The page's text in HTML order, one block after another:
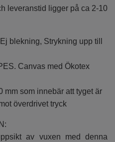
leveranstid ligger på ca 2-10
blekning, Strykning upp till
Canvas med Ökotex
mm som innebär att tyget är
överdrivet tryck
av vuxen med denna